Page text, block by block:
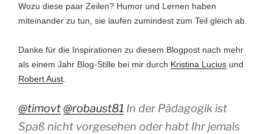
Wozu diese paar Zeilen? Humor und Lernen haben
miteinander zu tun, sie laufen zumindest zum Teil gleich ab.
Danke für die Inspirationen zu diesem Blogpost nach mehr
als einem Jahr Blog-Stille bei mir durch Kristina Lucius und
Robert Aust
@timovt@robaust81 In der Pädagogik ist
Spaß nicht vorgesehen oder habt Ihr jemals